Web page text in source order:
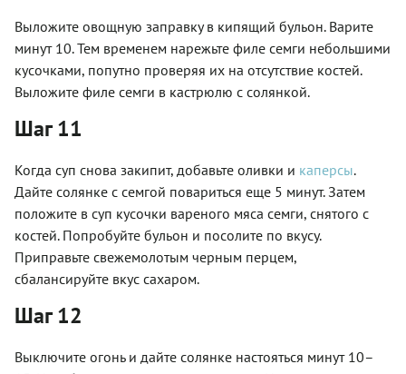
Выложите овощную заправку в кипящий бульон. Варите
минут 10. Тем временем нарежьте филе семги небольшими
кусочками, попутно проверяя их на отсутствие костей.
Выложите филе семги в кастрюлю с солянкой.
Шаг 11
Когда суп снова закипит, добавьте оливки и каперсы.
Дайте солянке с семгой повариться еще 5 минут. Затем
положите в суп кусочки вареного мяса семги, снятого с
костей. Попробуйте бульон и посолите по вкусу.
Приправьте свежемолотым черным перцем,
сбалансируйте вкус сахаром.
Шаг 12
Выключите огонь и дайте солянке настояться минут 10–